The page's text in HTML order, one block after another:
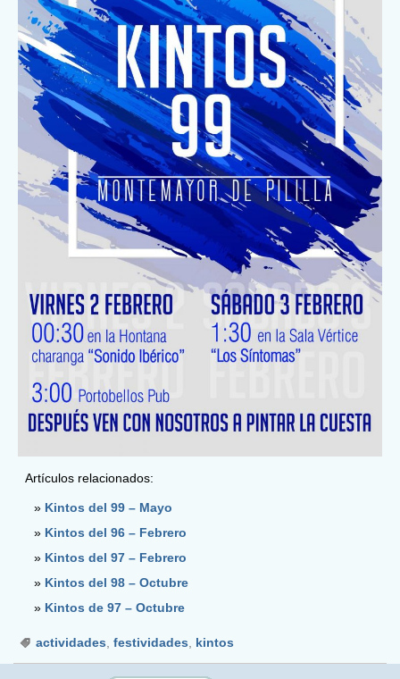
Artículos relacionados:
Kintos del 99 – Mayo
Kintos del 96 – Febrero
Kintos del 97 – Febrero
Kintos del 98 – Octubre
Kintos de 97 – Octubre
actividades, festividades, kintos